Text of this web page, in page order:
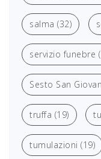
salma (32)
servizio funebre
Sesto San
truffa (19)
tumulazioni (19)